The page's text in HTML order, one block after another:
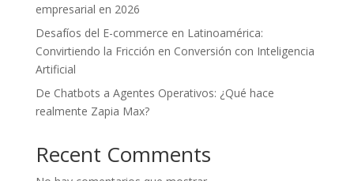
empresarial en 2026
Desafíos del E-commerce en Latinoamérica:
Convirtiendo la Fricción en Conversión con Inteligencia
Artificial
De Chatbots a Agentes Operativos: ¿Qué hace
realmente Zapia Max?
Recent Comments